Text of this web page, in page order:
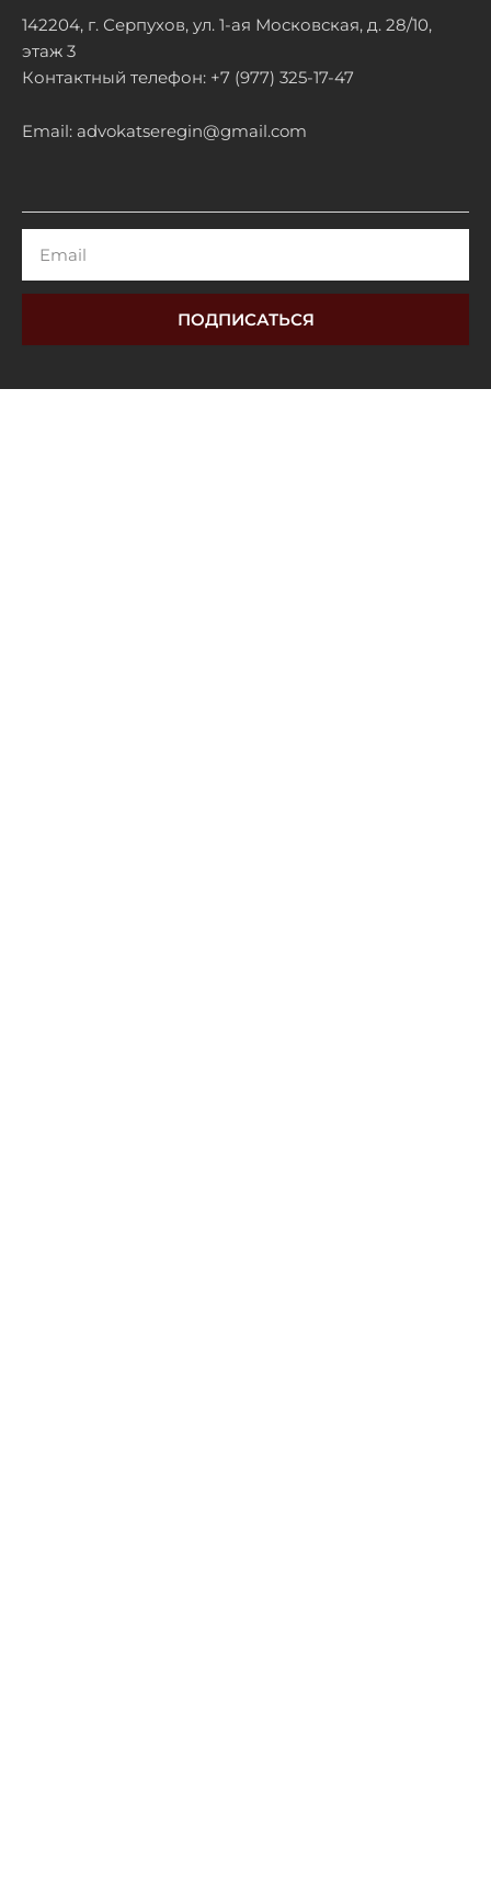
142204, г. Серпухов, ул. 1-ая Московская, д. 28/10,
этаж 3
Контактный телефон: +7 (977) 325-17-47
Email: advokatseregin@gmail.com
ПОДПИСАТЬСЯ